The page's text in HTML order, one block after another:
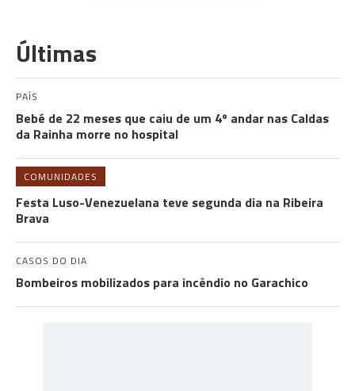
Últimas
PAÍS
Bebé de 22 meses que caiu de um 4º andar nas Caldas
da Rainha morre no hospital
COMUNIDADES
Festa Luso-Venezuelana teve segunda dia na Ribeira
Brava
CASOS DO DIA
Bombeiros mobilizados para incêndio no Garachico